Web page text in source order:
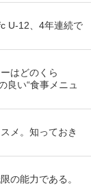
U-12、4年連続で
はどのくら
良い“食事メニュ
メ。知っておき
の能力である。